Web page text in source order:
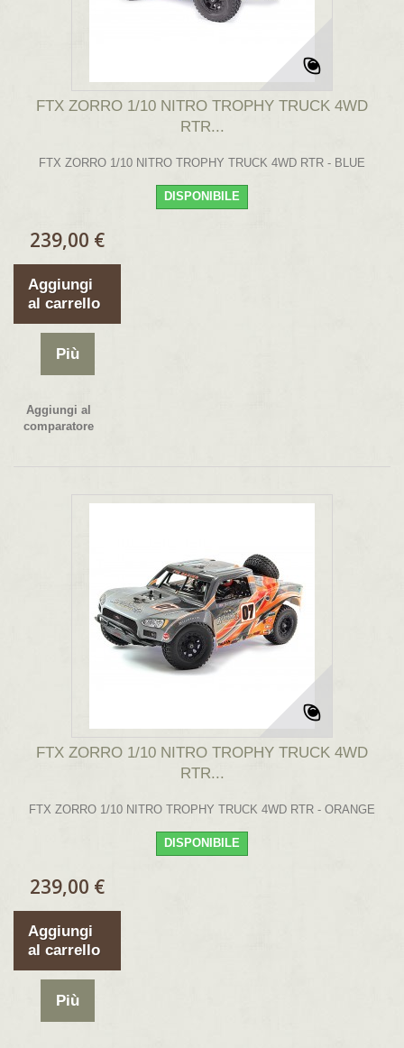
FTX ZORRO 1/10 NITRO TROPHY TRUCK 4WD
RTR...
FTX ZORRO 1/10 NITRO TROPHY TRUCK 4WD RTR - BLUE
DISPONIBILE
239,00 €
Aggiungi
al carrello
Più
Aggiungi al
comparatore
FTX ZORRO 1/10 NITRO TROPHY TRUCK 4WD
RTR...
FTX ZORRO 1/10 NITRO TROPHY TRUCK 4WD RTR - ORANGE
DISPONIBILE
239,00 €
Aggiungi
al carrello
Più